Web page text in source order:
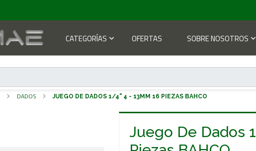
CATEGORÍAS OFERTAS SOBRE NOSOTROS
DADOS JUEGO DE DADOS 1/4" 4 - 13MM 16 PIEZAS BAHCO
Juego De Dados